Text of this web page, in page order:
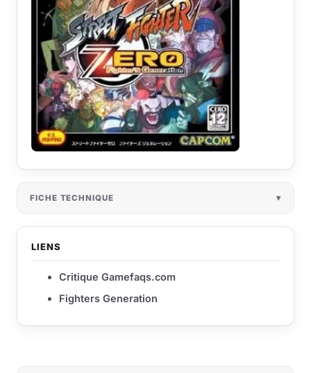
FICHE TECHNIQUE
LIENS
Critique Gamefaqs.com
Fighters Generation